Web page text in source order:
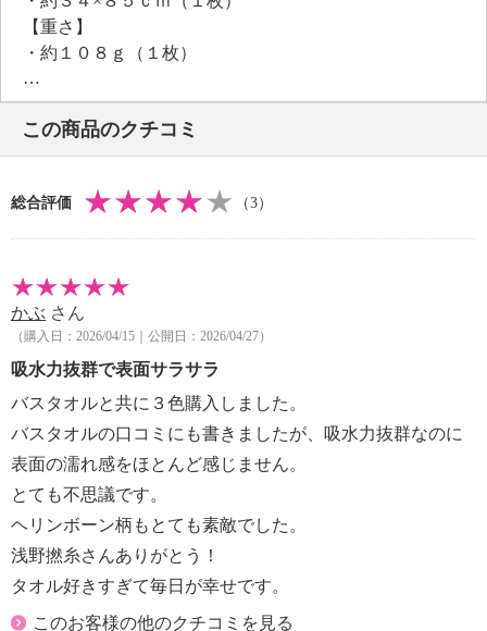
【重さ】
・約１０８ｇ（１枚）
【同梱書類】
・取扱説明書
【メンテナンス（絵表示ラベル）】
・洗濯機：可
・タンブル乾燥：可（低温）
・アイロン仕上げ：可（高温）
【原産国（地）】
・日本製
この商品のクチコミ
総合評価 （3）
かぶ さん
（購入日：2026/04/15｜公開日：2026/04/27）
吸水力抜群で表面サラサラ
バスタオルと共に３色購入しました。
バスタオルの口コミにも書きましたが、吸水力抜群なのに
表面の濡れ感をほとんど感じません。
とても不思議です。
ヘリンボーン柄もとても素敵でした。
浅野撚糸さんありがとう！
タオル好きすぎて毎日が幸せです。
このお客様の他のクチコミを見る